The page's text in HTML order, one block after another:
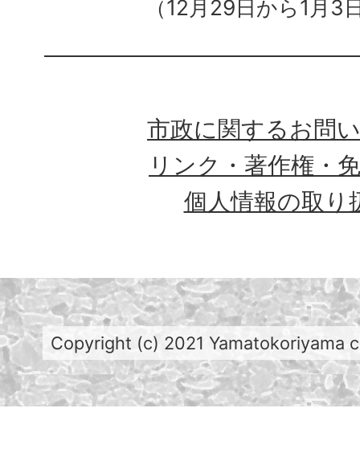
（12月29日から1月3
市政に関するお問
リンク・著作権・
個人情報の取り
Copyright (c) 2021 Yamatokoriyama